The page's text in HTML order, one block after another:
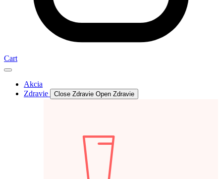
Cart
Akcia
Zdravie
Close Zdravie Open Zdravie